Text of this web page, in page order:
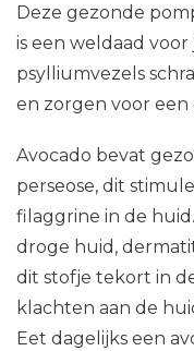
Deze gezonde
is een weldaad
psylliumvezels
en zorgen voor
Avocado bevat
perseose, dit
filaggrine in de
droge huid,
dit stofje tekort in
klachten aan de
Eet dagelijks een